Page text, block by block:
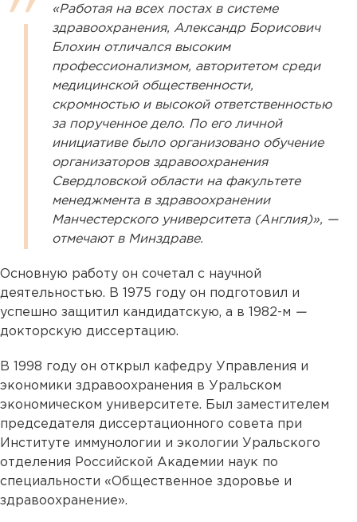
«Работая на всех постах в системе
здравоохранения, Александр Борисович
Блохин отличался высоким
профессионализмом, авторитетом среди
медицинской общественности,
скромностью и высокой ответственностью
за порученное дело. По его личной
инициативе было организовано обучение
организаторов здравоохранения
Свердловской области на факультете
менеджмента в здравоохранении
Манчестерского университета (Англия)», —
отмечают в Минздраве.
Основную работу он сочетал с научной
деятельностью. В 1975 году он подготовил и
успешно защитил кандидатскую, а в 1982-м —
докторскую диссертацию.
В 1998 году он открыл кафедру Управления и
экономики здравоохранения в Уральском
экономическом университете. Был заместителем
председателя диссертационного совета при
Институте иммунологии и экологии Уральского
отделения Российской Академии наук по
специальности «Общественное здоровье и
здравоохранение».